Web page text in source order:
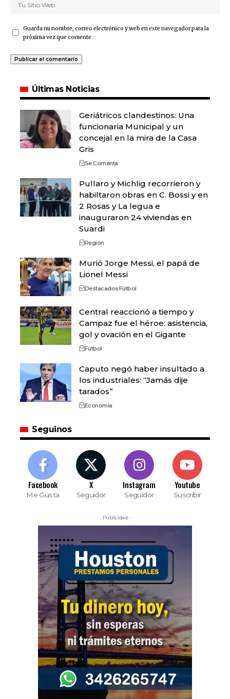
Guarda mi nombre, correo electrónico y web en este navegador para la
próxima vez que comente.
Últimas Noticias
Geriátricos clandestinos: Una
funcionaria Municipal y un
concejal en la mira de la Casa
Gris
Se Comenta
Pullaro y Michlig recorrieron y
habiltaron obras en C. Bossi y en
2 Rosas y La legua e
inauguraron 24 viviendas en
Suardi
Región
Murió Jorge Messi, el papá de
Lionel Messi
DestacadosFútbol
Central reaccionó a tiempo y
Campaz fue el héroe: asistencia,
gol y ovación en el Gigante
Fútbol
Caputo negó haber insultado a
los industriales: “Jamás dije
tarados”
Economía
Seguinos
Facebook
Me Gusta
X
Seguidor
Instagram
Seguidor
Youtube
Suscribir
- Publicidad -